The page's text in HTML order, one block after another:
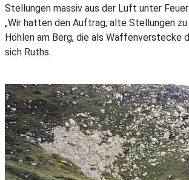
Stellungen massiv aus der Luft unter
„Wir hatten den Auftrag, alte Stellungen zu
Höhlen am Berg, die als Waffenverstecke
sich Ruths.